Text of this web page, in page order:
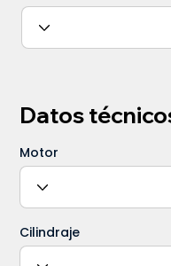
Datos
Motor
Cilindraje